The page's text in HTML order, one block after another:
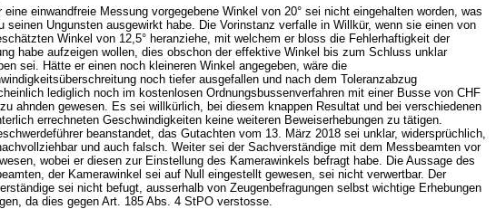
eine einwandfreie Messung vorgegebene Winkel von 20° sei nicht eingehalten worden, was
seinen Ungunsten ausgewirkt habe. Die Vorinstanz verfalle in Willkür, wenn sie einen von
Winkel von 12,5° heranziehe, mit welchem er bloss die Fehlerhaftigkeit der
habe aufzeigen wollen, dies obschon der effektive Winkel bis zum Schluss unklar
sei. Hätte er einen noch kleineren Winkel angegeben, wäre die
noch tiefer ausgefallen und nach dem Toleranzabzug
lediglich noch im kostenlosen Ordnungsbussenverfahren mit einer Busse von CHF
ahnden gewesen. Es sei willkürlich, bei diesem knappen Resultat und bei verschiedenen
errechneten Geschwindigkeiten keine weiteren Beweiserhebungen zu tätigen.
beanstandet, das Gutachten vom 13. März 2018 sei unklar, widersprüchlich,
und auch falsch. Weiter sei der Sachverständige mit dem Messbeamten vor
wobei er diesen zur Einstellung des Kamerawinkels befragt habe. Die Aussage des
der Kamerawinkel sei auf Null eingestellt gewesen, sei nicht verwertbar. Der
sei nicht befugt, ausserhalb von Zeugenbefragungen selbst wichtige Erhebungen
da dies gegen Art. 185 Abs. 4 StPO verstosse.